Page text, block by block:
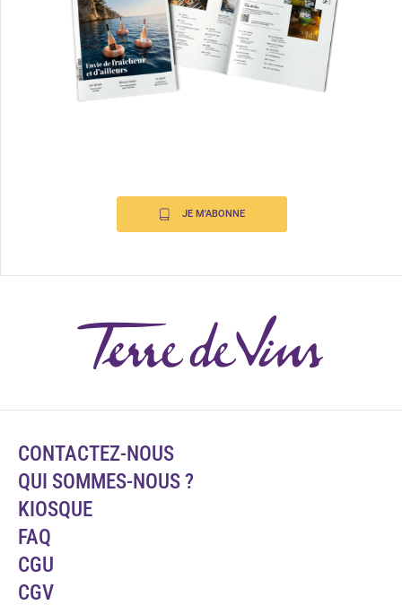
JE M'ABONNE
CONTACTEZ-NOUS
QUI SOMMES-NOUS ?
KIOSQUE
FAQ
CGU
CGV